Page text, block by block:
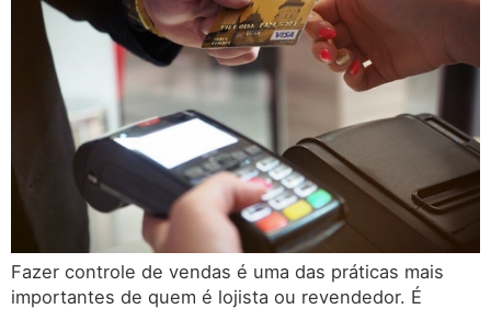
Fazer controle de vendas é uma das práticas mais
importantes de quem é lojista ou revendedor. É